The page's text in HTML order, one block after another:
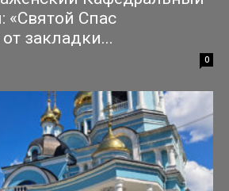
«Святой Спас
закладки...
0